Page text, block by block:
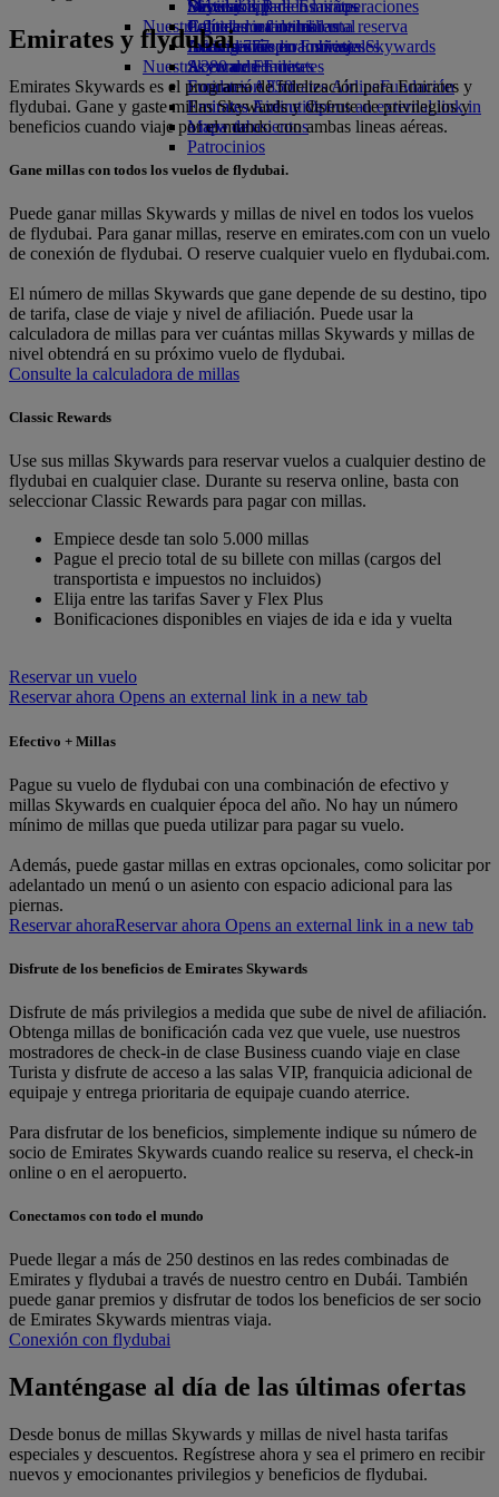
Bebidas
Nuestra flota
Boeing 777
A380 de Emirates
Emirates A350
Emirates Executive
Mapa de asientos
Diversión para los niños
Juguetes infantiles
Actividades para niños
Sostenibilidad en las operaciones
Política medioambiental
Informes medioambientales
Nuestras comunidades
Fundación Emirates AirlineFundación
Emirates Airline Opens an external link in
a new tab
Patrocinios
Skywards Rail
Calculadora de millas
Inicie sesión en Emirates Skywards
Skywards+
Móvil y app de Emirates
Cancelar o cambiar una reserva
Alteraciones en los viajes
Acerca de Emirates
Emirates y flydubai
Emirates Skywards es el programa de fidelización para Emirates y
flydubai. Gane y gaste millas Skywards y disfrute de privilegios y
beneficios cuando viaje por el mundo con ambas lineas aéreas.
Gane millas con todos los vuelos de flydubai.
Puede ganar millas Skywards y millas de nivel en todos los vuelos
de flydubai. Para ganar millas, reserve en emirates.com con un vuelo
de conexión de flydubai. O reserve cualquier vuelo en flydubai.com.
El número de millas Skywards que gane depende de su destino, tipo
de tarifa, clase de viaje y nivel de afiliación. Puede usar la
calculadora de millas para ver cuántas millas Skywards y millas de
nivel obtendrá en su próximo vuelo de flydubai.
Consulte la calculadora de millas
Classic Rewards
Use sus millas Skywards para reservar vuelos a cualquier destino de
flydubai en cualquier clase. Durante su reserva online, basta con
seleccionar Classic Rewards para pagar con millas.
Empiece desde tan solo 5.000 millas
Pague el precio total de su billete con millas (cargos del
transportista e impuestos no incluidos)
Elija entre las tarifas Saver y Flex Plus
Bonificaciones disponibles en viajes de ida e ida y vuelta
Reservar un vuelo
Reservar ahora Opens an external link in a new tab
Efectivo + Millas
Pague su vuelo de flydubai con una combinación de efectivo y
millas Skywards en cualquier época del año. No hay un número
mínimo de millas que pueda utilizar para pagar su vuelo.
Además, puede gastar millas en extras opcionales, como solicitar por
adelantado un menú o un asiento con espacio adicional para las
piernas.
Reservar ahoraReservar ahora Opens an external link in a new tab
Disfrute de los beneficios de Emirates Skywards
Disfrute de más privilegios a medida que sube de nivel de afiliación.
Obtenga millas de bonificación cada vez que vuele, use nuestros
mostradores de check-in de clase Business cuando viaje en clase
Turista y disfrute de acceso a las salas VIP, franquicia adicional de
equipaje y entrega prioritaria de equipaje cuando aterrice.
Para disfrutar de los beneficios, simplemente indique su número de
socio de Emirates Skywards cuando realice su reserva, el check-in
online o en el aeropuerto.
Conectamos con todo el mundo
Puede llegar a más de 250 destinos en las redes combinadas de
Emirates y flydubai a través de nuestro centro en Dubái. También
puede ganar premios y disfrutar de todos los beneficios de ser socio
de Emirates Skywards mientras viaja.
Conexión con flydubai
Manténgase al día de las últimas ofertas
Desde bonus de millas Skywards y millas de nivel hasta tarifas
especiales y descuentos. Regístrese ahora y sea el primero en recibir
nuevos y emocionantes privilegios y beneficios de flydubai.